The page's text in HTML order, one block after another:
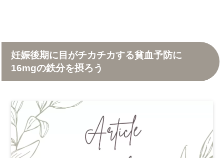
妊娠後期に目がチカチカする貧血予防に
16mgの鉄分を摂ろう